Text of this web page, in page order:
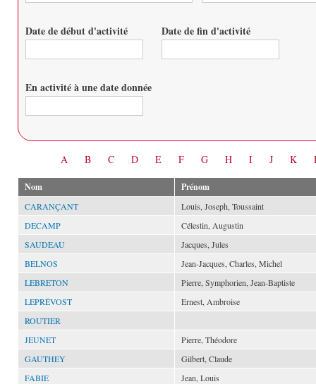
Date de début d'activité Date de fin d'activité
En activité à une date donnée
A B C D E F G H I J K
Nom Prénom
CARANÇANT
Louis, Joseph, Toussaint
DECAMP
Célestin, Augustin
SAUDEAU
Jacques, Jules
BELNOS
Jean-Jacques, Charles, Michel
LEBRETON
Pierre, Symphorien, Jean-Baptiste
LEPRÉVOST
Ernest, Ambroise
ROUTIER
JEUNET
Pierre, Théodore
GAUTHEY
Gilbert, Claude
FABIE
Jean, Louis